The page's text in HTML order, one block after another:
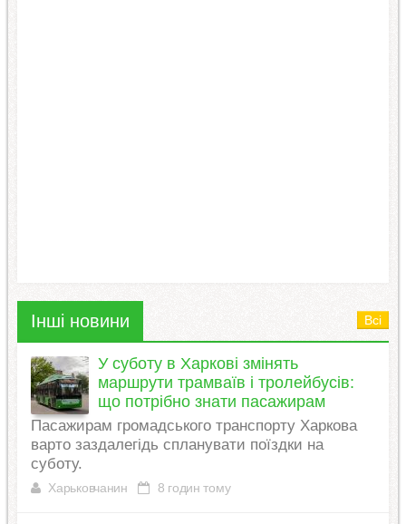
Інші новини Всі
У суботу в Харкові змінять
маршрути трамваїв і тролейбусів:
що потрібно знати пасажирам
Пасажирам громадського транспорту Харкова
варто заздалегідь спланувати поїздки на
суботу.
Харьковчанин 8 годин тому